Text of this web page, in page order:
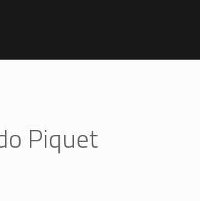
Piquet